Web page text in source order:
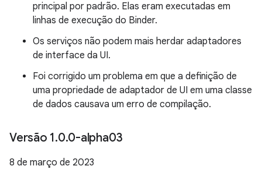
principal por padrão. Elas eram executadas em
linhas de execução do Binder.
Os serviços não podem mais herdar adaptadores
de interface da UI.
Foi corrigido um problema em que a definição de
uma propriedade de adaptador de UI em uma classe
de dados causava um erro de compilação.
Versão 1.0.0-alpha03
8 de março de 2023